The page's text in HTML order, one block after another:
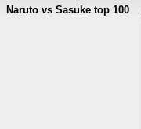
Naruto vs Sasuke top 100